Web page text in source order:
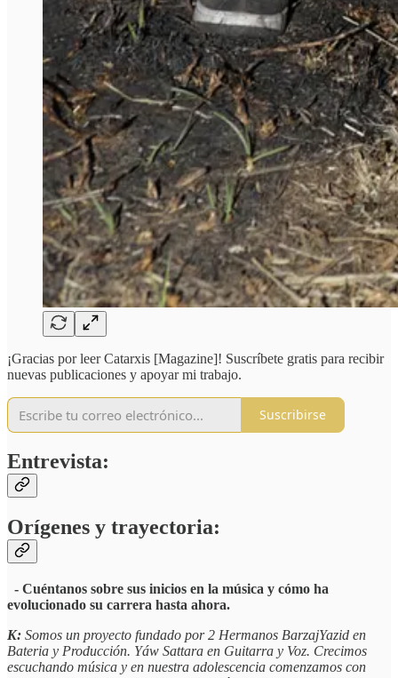
¡Gracias por leer Catarxis [Magazine]! Suscríbete gratis para recibir
nuevas publicaciones y apoyar mi trabajo.
Suscribirse
Entrevista:
Orígenes y trayectoria:
- Cuéntanos sobre sus inicios en la música y cómo ha
evolucionado su carrera hasta ahora.
K: Somos un proyecto fundado por 2 Hermanos BarzajYazid en
Bateria y Producción. Yáw Sattara en Guitarra y Voz. Crecimos
escuchando música y en nuestra adolescencia comenzamos con